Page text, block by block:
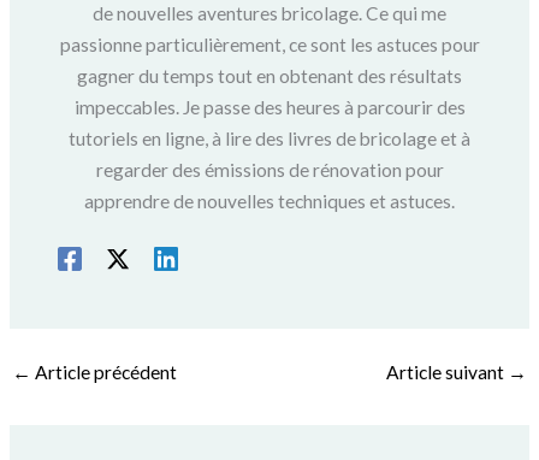
de nouvelles aventures bricolage. Ce qui me
passionne particulièrement, ce sont les astuces pour
gagner du temps tout en obtenant des résultats
impeccables. Je passe des heures à parcourir des
tutoriels en ligne, à lire des livres de bricolage et à
regarder des émissions de rénovation pour
apprendre de nouvelles techniques et astuces.
← Article précédent Article suivant →